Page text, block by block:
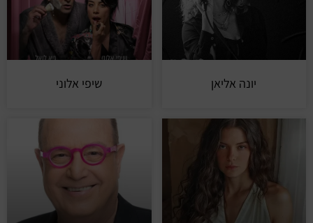
יונה אליאן שיפי אלוני